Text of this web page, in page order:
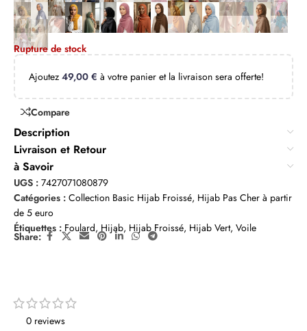
Rupture de stock
Ajoutez 49,00 € à votre panier et la livraison sera offerte!
Compare
Description
Livraison et Retour
à Savoir
UGS : 7427071080879
Catégories : Collection Basic Hijab Froissé, Hijab Pas Cher à partir
de 5 euro
Étiquettes : Foulard, Hijab, Hijab Froissé, Hijab Vert, Voile
Share:
0 reviews